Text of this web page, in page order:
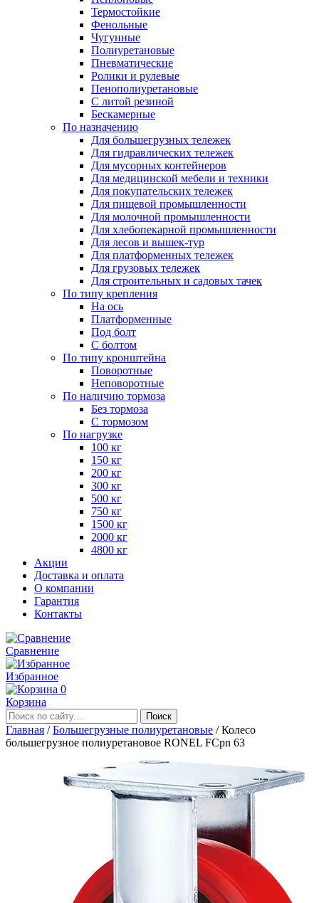
Термостойкие
Фенольные
Чугунные
Полиуретановые
Пневматические
Ролики и рулевые
Пенополиуретановые
С литой резиной
Бескамерные
По назначению
Для большегрузных тележек
Для гидравлических тележек
Для мусорных контейнеров
Для медицинской мебели и техники
Для покупательских тележек
Для пищевой промышленности
Для молочной промышленности
Для хлебопекарной промышленности
Для лесов и вышек-тур
Для платформенных тележек
Для грузовых тележек
Для строительных и садовых тачек
По типу крепления
На ось
Платформенные
Под болт
С болтом
По типу кронштейна
Поворотные
Неповоротные
По наличию тормоза
Без тормоза
С тормозом
По нагрузке
100 кг
150 кг
200 кг
300 кг
500 кг
750 кг
1500 кг
2000 кг
4800 кг
Акции
Доставка и оплата
О компании
Гарантия
Контакты
Сравнение
Избранное
0
Корзина
Главная /Большегрузные полиуретановые /Колесо
большегрузное полиуретановое RONEL FCpn 63